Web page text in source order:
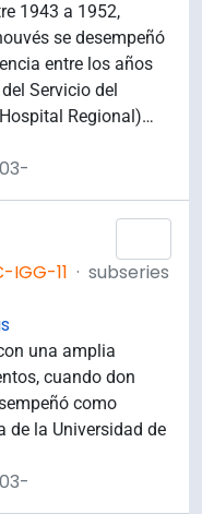
1943 a 1952,
se desempeñó
entre los años
Servicio del
Regional)…
IGG-11 · subseries
una amplia
cuando don
como
de la Universidad de